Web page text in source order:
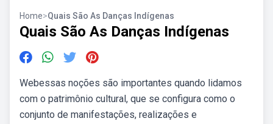
Home>Quais São As Danças Indígenas
Quais São As Danças Indígenas
Webessas noções são importantes quando lidamos
com o patrimônio cultural, que se configura como o
conjunto de manifestações, realizações e